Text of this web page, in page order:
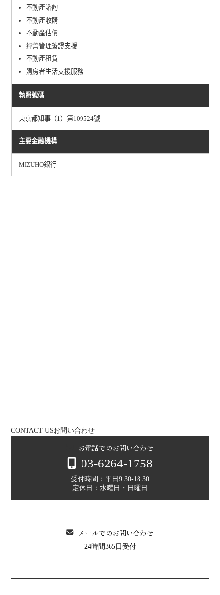
不動產諮詢
不動產收購
不動產估價
經營管理簽證支援
不動產租賃
購房者生活支援服務
執照號碼
東京都知事（1）第109524號
主要金融機構
MIZUHO銀行
CONTACT USお問い合わせ
お電話でのお問い合わせ
03-6264-1758
受付時間：平日9:30-18:30
定休日：水曜日・日曜日
メールでのお問い合わせ
24時間365日受付